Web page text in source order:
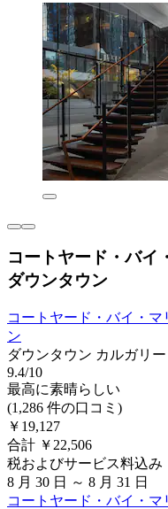
コートヤード・バイ
ダウンタウン
コートヤード・バイ・
ン
ダウンタウン カルガリー
9.4/10
最高に素晴らしい
(1,286 件の口コミ)
￥19,127
合計 ￥22,506
税およびサービス料込み
8 月 30 日 ～ 8 月 31 日
コートヤード・バイ・